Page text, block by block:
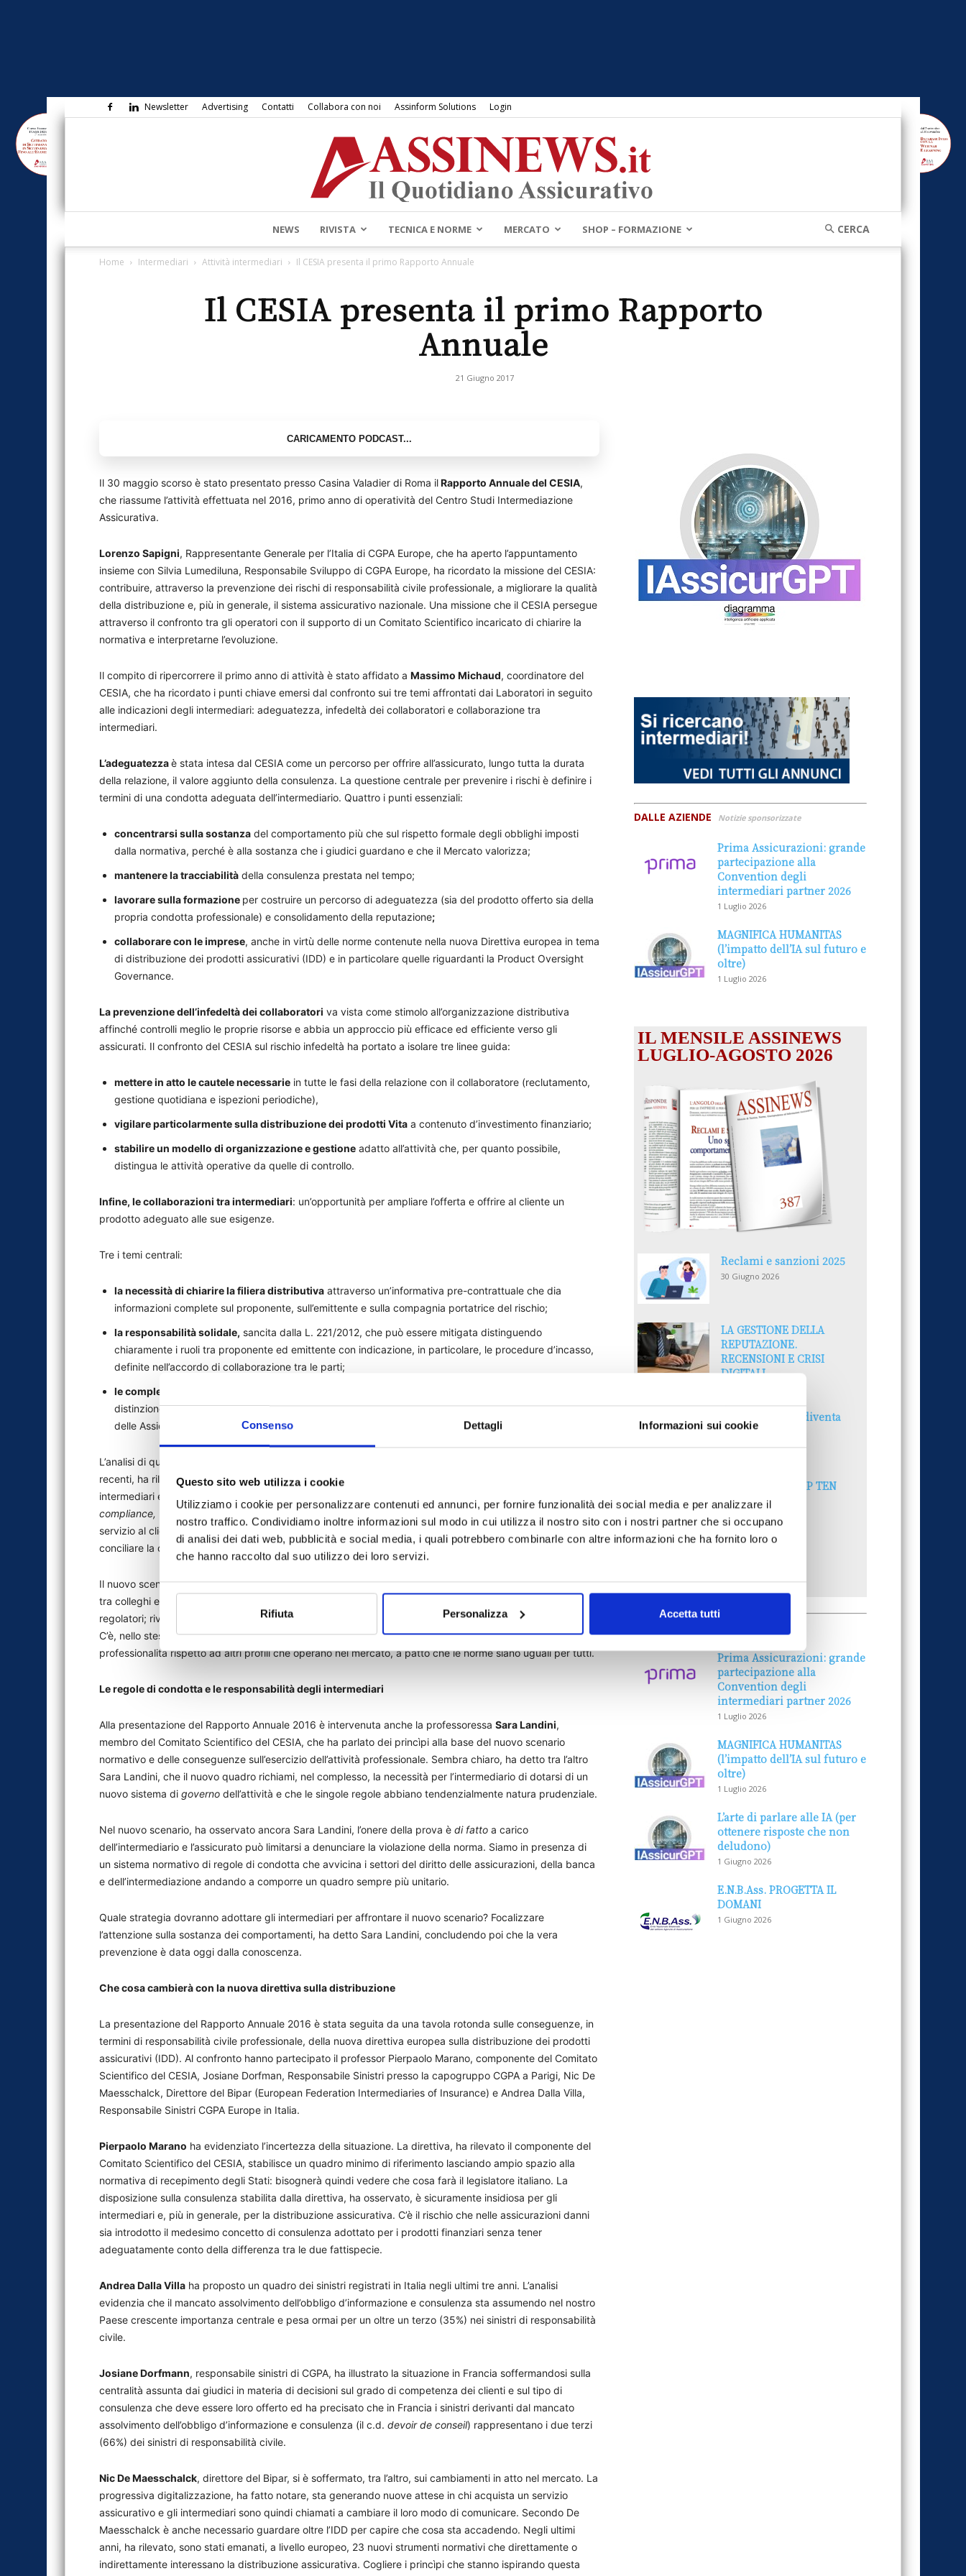
Consenso Dettagli Informazioni sui cookie
Questo sito web utilizza i cookie
Utilizziamo i cookie per personalizzare contenuti ed annunci, per fornire funzionalità dei social media e per analizzare il
nostro traffico. Condividiamo inoltre informazioni sul modo in cui utilizza il nostro sito con i nostri partner che si occupano
di analisi dei dati web, pubblicità e social media, i quali potrebbero combinarle con altre informazioni che ha fornito loro o
che hanno raccolto dal suo utilizzo dei loro servizi.
Rifiuta Personalizza Accetta tutti
Newsletter Advertising Contatti Collabora con noi Assinform Solutions Login
Assinews.it
NEWS RIVISTA TECNICA E NORME MERCATO SHOP – FORMAZIONE
Home Intermediari Attività intermediari Il CESIA presenta il primo Rapporto Annuale
Il CESIA presenta il primo Rapporto
Annuale
21 Giugno 2017
Il 30 maggio scorso è stato presentato presso Casina Valadier di Roma ilRapporto Annuale del CESIA,
che riassume l’attività effettuata nel 2016, primo anno di operatività del Centro Studi Intermediazione
Assicurativa.
Lorenzo Sapigni, Rappresentante Generale per l’Italia di CGPA Europe, che ha aperto l’appuntamento
insieme con Silvia Lumediluna, Responsabile Sviluppo di CGPA Europe, ha ricordato la missione del CESIA:
contribuire, attraverso la prevenzione dei rischi di responsabilità civile professionale, a migliorare la qualità
della distribuzione e, più in generale, il sistema assicurativo nazionale. Una missione che il CESIA persegue
attraverso il confronto tra gli operatori con il supporto di un Comitato Scientifico incaricato di chiarire la
normativa e interpretarne l’evoluzione.
Il compito di ripercorrere il primo anno di attività è stato affidato a Massimo Michaud, coordinatore del
CESIA, che ha ricordato i punti chiave emersi dal confronto sui tre temi affrontati dai Laboratori in seguito
alle indicazioni degli intermediari: adeguatezza, infedeltà dei collaboratori e collaborazione tra
intermediari.
L’adeguatezzaè stata intesa dal CESIA come un percorso per offrire all’assicurato, lungo tutta la durata
della relazione, il valore aggiunto della consulenza. La questione centrale per prevenire i rischi è definire i
termini di una condotta adeguata dell’intermediario. Quattro i punti essenziali:
concentrarsi sulla sostanza del comportamento più che sul rispetto formale degli obblighi imposti
dalla normativa, perché è alla sostanza che i giudici guardano e che il Mercato valorizza;
mantenere la tracciabilità della consulenza prestata nel tempo;
lavorare sulla formazione per costruire un percorso di adeguatezza (sia del prodotto offerto sia della
propria condotta professionale) e consolidamento della reputazione;
collaborare con le imprese, anche in virtù delle norme contenute nella nuova Direttiva europea in tema
di distribuzione dei prodotti assicurativi (IDD) e in particolare quelle riguardanti la Product Oversight
Governance.
La prevenzione dell’infedeltà dei collaboratori va vista come stimolo all’organizzazione distributiva
affinché controlli meglio le proprie risorse e abbia un approccio più efficace ed efficiente verso gli
assicurati. Il confronto del CESIA sul rischio infedeltà ha portato a isolare tre linee guida:
mettere in atto le cautele necessarie in tutte le fasi della relazione con il collaboratore (reclutamento,
gestione quotidiana e ispezioni periodiche),
vigilare particolarmente sulla distribuzione dei prodotti Vita a contenuto d’investimento finanziario;
stabilire un modello di organizzazione e gestione adatto all’attività che, per quanto possibile,
distingua le attività operative da quelle di controllo.
Infine, le collaborazioni tra intermediari: un’opportunità per ampliare l’offerta e offrire al cliente un
prodotto adeguato alle sue esigenze.
Tre i temi centrali:
la necessità di chiarire la filiera distributiva attraverso un’informativa pre-contrattuale che dia
informazioni complete sul proponente, sull’emittente e sulla compagnia portatrice del rischio;
la responsabilità solidale, sancita dalla L. 221/2012, che può essere mitigata distinguendo
chiaramente i ruoli tra proponente ed emittente con indicazione, in particolare, le procedure d’incasso,
definite nell’accordo di collaborazione tra le parti;
le complessità introdotte dalla direttiva
distinzione tra execution only e consulenza) e la mancata integrazione della L.221/2012 nel Codice
delle Assicurazioni Private, che potrebbe essere fonte di ambiguità.
L’analisi di quanto emerso nel primo anno di attività del CESIA porta ad alcune considerazioni. Negli anni
recenti, ha rilevato Michaud, la normativa si è fatta più cogente e restrittiva rispetto all’attività degli
intermediari e più tutelante per gli assicurati. Le nuove disposizioni impongono di dedicare più tempo alla
compliance,
rubando spazio al tempo che potrebbe invece essere dedicato ad una maggiore efficacia nel
servizio al cliente, anche per una migliore assistenza. La filiera distributiva va insomma ripensata per
conciliare la corretta applicazione delle norme con il tempo da dedicare alla relazione con il cliente.
Il nuovo scenario, secondo Michaud, pone agli intermediari diverse esigenze: una collaborazione più forte
tra colleghi e con le compagnie; introdurre nuove regole di condotta ed essere propositivi verso i
regolatori; rivedere i modelli organizzativi. Su questo il CESIA potrà dare un contributo d’idee e proposte.
C’è, nello stesso tempo, anche un’opportunità: l’intermediario potrà far valere meglio la propria
professionalità rispetto ad altri profili che operano nel mercato, a patto che le norme siano uguali per tutti.
Le regole di condotta e le responsabilità degli intermediari
Alla presentazione del Rapporto Annuale 2016 è intervenuta anche la professoressa Sara Landini,
membro del Comitato Scientifico del CESIA, che ha parlato dei princìpi alla base del nuovo scenario
normativo e delle conseguenze sull’esercizio dell’attività professionale. Sembra chiaro, ha detto tra l’altro
Sara Landini, che il nuovo quadro richiami, nel complesso, la necessità per l’intermediario di dotarsi di un
nuovo sistema di governo dell’attività e che le singole regole abbiano tendenzialmente natura prudenziale.
Nel nuovo scenario, ha osservato ancora Sara Landini, l’onere della prova è di fatto a carico
dell’intermediario e l’assicurato può limitarsi a denunciare la violazione della norma. Siamo in presenza di
un sistema normativo di regole di condotta che avvicina i settori del diritto delle assicurazioni, della banca
e dell’intermediazione andando a comporre un quadro sempre più unitario.
Quale strategia dovranno adottare gli intermediari per affrontare il nuovo scenario? Focalizzare
l’attenzione sulla sostanza dei comportamenti, ha detto Sara Landini, concludendo poi che la vera
prevenzione è data oggi dalla conoscenza.
Che cosa cambierà con la nuova direttiva sulla distribuzione
La presentazione del Rapporto Annuale 2016 è stata seguita da una tavola rotonda sulle conseguenze, in
termini di responsabilità civile professionale, della nuova direttiva europea sulla distribuzione dei prodotti
assicurativi (IDD). Al confronto hanno partecipato il professor Pierpaolo Marano, componente del Comitato
Scientifico del CESIA, Josiane Dorfman, Responsabile Sinistri presso la capogruppo CGPA a Parigi, Nic De
Maesschalck, Direttore del Bipar (European Federation Intermediaries of Insurance) e Andrea Dalla Villa,
Responsabile Sinistri CGPA Europe in Italia.
Pierpaolo Marano ha evidenziato l’incertezza della situazione. La direttiva, ha rilevato il componente del
Comitato Scientifico del CESIA, stabilisce un quadro minimo di riferimento lasciando ampio spazio alla
normativa di recepimento degli Stati: bisognerà quindi vedere che cosa farà il legislatore italiano. La
disposizione sulla consulenza stabilita dalla direttiva, ha osservato, è sicuramente insidiosa per gli
intermediari e, più in generale, per la distribuzione assicurativa. C’è il rischio che nelle assicurazioni danni
sia introdotto il medesimo concetto di consulenza adottato per i prodotti finanziari senza tener
adeguatamente conto della differenza tra le due fattispecie.
Andrea Dalla Villa ha proposto un quadro dei sinistri registrati in Italia negli ultimi tre anni. L’analisi
evidenzia che il mancato assolvimento dell’obbligo d’informazione e consulenza sta assumendo nel nostro
Paese crescente importanza centrale e pesa ormai per un oltre un terzo (35%) nei sinistri di responsabilità
civile.
Josiane Dorfmann, responsabile sinistri di CGPA, ha illustrato la situazione in Francia soffermandosi sulla
centralità assunta dai giudici in materia di decisioni sul grado di competenza dei clienti e sul tipo di
consulenza che deve essere loro offerto ed ha precisato che in Francia i sinistri derivanti dal mancato
assolvimento dell’obbligo d’informazione e consulenza (il c.d. devoir de conseil) rappresentano i due terzi
(66%) dei sinistri di responsabilità civile.
Nic De Maesschalck, direttore del Bipar, si è soffermato, tra l’altro, sui cambiamenti in atto nel mercato. La
progressiva digitalizzazione, ha fatto notare, sta generando nuove attese in chi acquista un servizio
assicurativo e gli intermediari sono quindi chiamati a cambiare il loro modo di comunicare. Secondo De
Maesschalck è anche necessario guardare oltre l’IDD per capire che cosa sta accadendo. Negli ultimi
anni, ha rilevato, sono stati emanati, a livello europeo, 23 nuovi strumenti normativi che direttamente o
indirettamente interessano la distribuzione assicurativa. Cogliere i princìpi che stanno ispirando questa
DALLE AZIENDE Notizie sponsorizzate
Prima Assicurazioni: grande
partecipazione alla
Convention degli
intermediari partner 2026
1 Luglio 2026
MAGNIFICA HUMANITAS
(l’impatto dell’IA sul futuro e
oltre)
1 Luglio 2026
IL MENSILE ASSINEWS
LUGLIO-AGOSTO 2026
Reclami e sanzioni 2025
30 Giugno 2026
LA GESTIONE DELLA
REPUTAZIONE.
RECENSIONI E CRISI
DIGITALI
Il “Modulo CAI” diventa
digitale
30 Giugno 2026
PREMI 2025. I TOP TEN
30 Giugno 2026
Prima Assicurazioni: grande
partecipazione alla
Convention degli
intermediari partner 2026
1 Luglio 2026
MAGNIFICA HUMANITAS
(l’impatto dell’IA sul futuro e
oltre)
1 Luglio 2026
L’arte di parlare alle IA (per
ottenere risposte che non
deludono)
1 Giugno 2026
E.N.B.Ass. PROGETTA IL
DOMANI
1 Giugno 2026